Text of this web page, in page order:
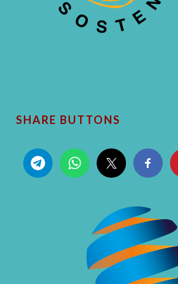
SHARE BUTTONS